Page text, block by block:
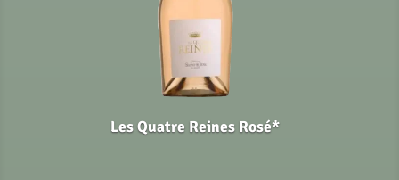
Les Quatre Reines Rosé*